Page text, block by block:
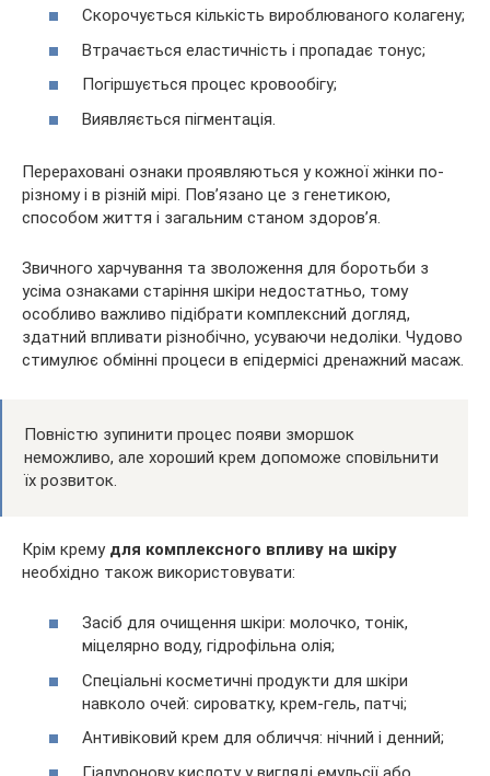
Скорочується кількість вироблюваного колагену;
Втрачається еластичність і пропадає тонус;
Погіршується процес кровообігу;
Виявляється пігментація.
Перераховані ознаки проявляються у кожної жінки по-
різному і в різній мірі. Пов’язано це з генетикою,
способом життя і загальним станом здоров’я.
Звичного харчування та зволоження для боротьби з
усіма ознаками старіння шкіри недостатньо, тому
особливо важливо підібрати комплексний догляд,
здатний впливати різнобічно, усуваючи недоліки. Чудово
стимулює обмінні процеси в епідермісі дренажний масаж.
Повністю зупинити процес появи зморшок
неможливо, але хороший крем допоможе сповільнити
їх розвиток.
Крім крему для комплексного впливу на шкіру
необхідно також використовувати:
Засіб для очищення шкіри: молочко, тонік,
міцелярно воду, гідрофільна олія;
Спеціальні косметичні продукти для шкіри
навколо очей: сироватку, крем-гель, патчі;
Антивіковий крем для обличчя: нічний і денний;